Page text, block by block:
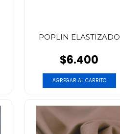
POPLIN ELASTIZADO
$6.400
AGREGAR AL CARRITO